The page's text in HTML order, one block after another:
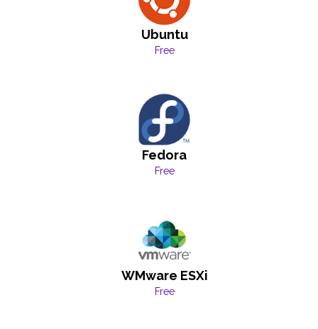
Ubuntu
Free
Fedora
Free
WMware ESXi
Free